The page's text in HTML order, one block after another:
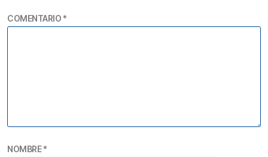
COMENTARIO *
NOMBRE*